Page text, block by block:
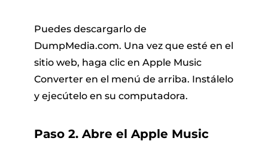
Puedes descargarlo de
DumpMedia.com. Una vez que esté en el
sitio web, haga clic en Apple Music
Converter en el menú de arriba. Instálelo
y ejecútelo en su computadora.
Paso 2. Abre el Apple Music